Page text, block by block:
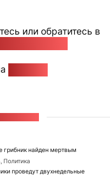
или обратитесь в
грибник найден мертвым
Политика
проведут двухнедельные